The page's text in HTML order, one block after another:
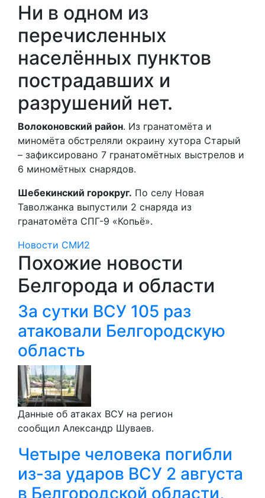
Ни в одном из
перечисленных
населённых пунктов
пострадавших и
разрушений нет.
Волоконовский район. Из гранатомёта и
миномёта обстреляли окраину хутора Старый
– зафиксировано 7 гранатомётных выстрелов и
6 миномётных снарядов.
Шебекинский горокруг. По селу Новая
Таволжанка выпустили 2 снаряда из
гранатомёта СПГ-9 «Копьё».
Новости СМИ2
Похожие новости
Белгорода и области
За сутки ВСУ 105 раз
атаковали Белгородскую
область
Данные об атаках ВСУ на регион
сообщил Александр Шуваев.
Четыре человека погибли
из-за ударов ВСУ 2 августа
в Белгородской области,